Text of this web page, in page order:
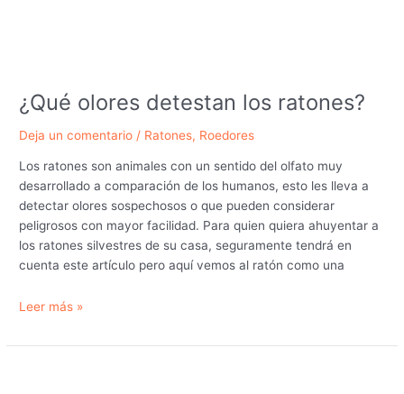
¿Qué olores detestan los ratones?
Deja un comentario / Ratones, Roedores
Los ratones son animales con un sentido del olfato muy
desarrollado a comparación de los humanos, esto les lleva a
detectar olores sospechosos o que pueden considerar
peligrosos con mayor facilidad. Para quien quiera ahuyentar a
los ratones silvestres de su casa, seguramente tendrá en
cuenta este artículo pero aquí vemos al ratón como una
¿Qué
detestan
Leer más »